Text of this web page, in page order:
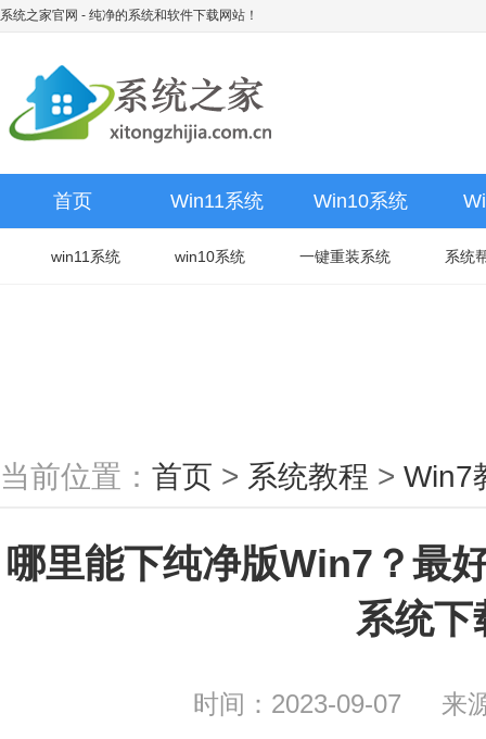
系统之家官网 - 纯净的系统和软件下载网站！
首页 Win11系统 Win10系统
win11系统 win10系统 一键重装系统 系统
当前位置： 首页 > 系统教程 > Win7
哪里能下纯净版Win7？最
系统下
时间：2023-09-07 来